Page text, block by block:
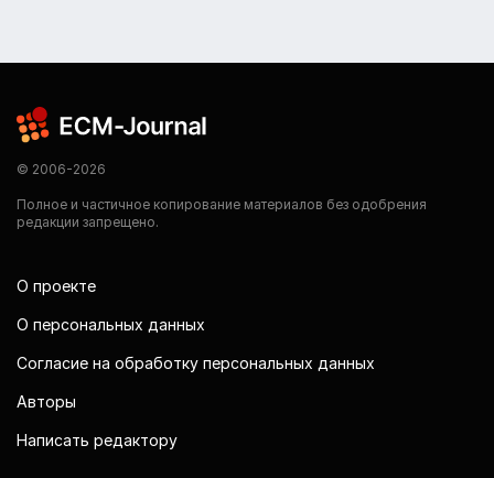
© 2006-2026
Полное и частичное копирование материалов без одобрения
редакции запрещено.
О проекте
О персональных данных
Согласие на обработку персональных данных
Авторы
Написать редактору